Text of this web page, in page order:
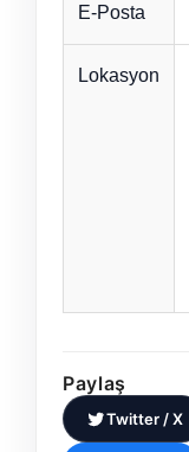
E-Posta
Lokasyon
Paylaş
Twitter / X